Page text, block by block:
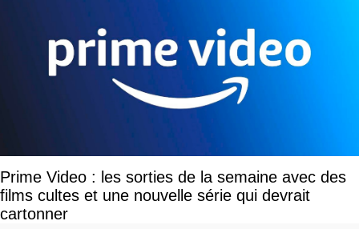
Prime Video : les sorties de la semaine avec des
films cultes et une nouvelle série qui devrait
cartonner